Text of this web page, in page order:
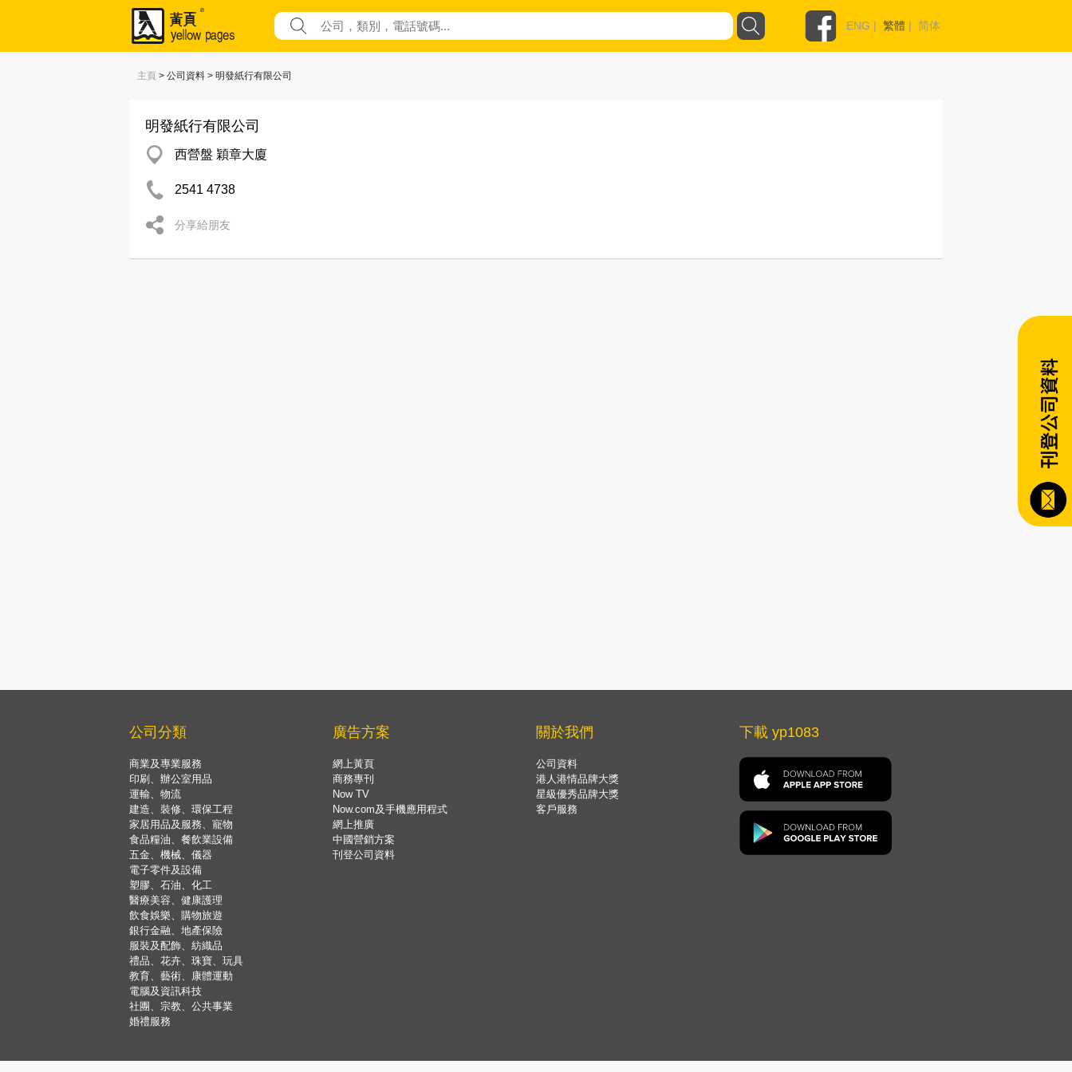
ENG | 繁體 | 简体
主頁 > 公司資料 > 明發紙行有限公司
明發紙行有限公司
西營盤 穎章大廈
2541 4738
分享給朋友
公司分類
商業及專業服務
印刷、辦公室用品
運輸、物流
建造、裝修、環保工程
家居用品及服務、寵物
食品糧油、餐飲業設備
五金、機械、儀器
電子零件及設備
塑膠、石油、化工
醫療美容、健康護理
飲食娛樂、購物旅遊
銀行金融、地產保險
服裝及配飾、紡織品
禮品、花卉、珠寶、玩具
教育、藝術、康體運動
電腦及資訊科技
社團、宗教、公共事業
婚禮服務
廣告方案
網上黃頁
商務專刊
Now TV
Now.com及手機應用程式
網上推廣
中國營銷方案
刊登公司資料
關於我們
公司資料
港人港情品牌大獎
星級優秀品牌大獎
客戶服務
下載 yp1083